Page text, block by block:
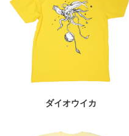
ダイオウイカ